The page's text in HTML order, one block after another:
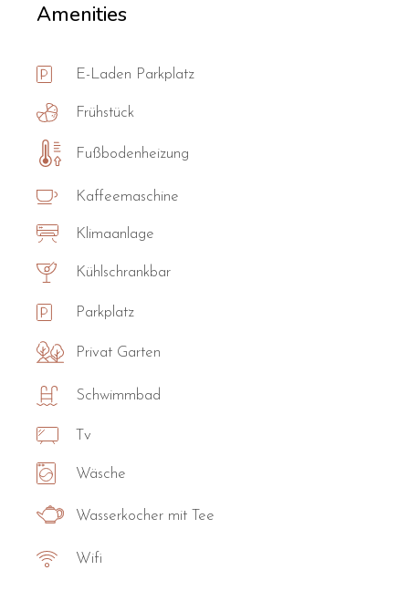
Amenities
E-Laden Parkplatz
Frühstück
Fußbodenheizung
Kaffeemaschine
Klimaanlage
Kühlschrankbar
Parkplatz
Privat Garten
Schwimmbad
Tv
Wäsche
Wasserkocher mit Tee
Wifi